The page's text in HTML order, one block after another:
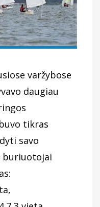
varžybose
daugiau
tikras
savo
buriuotojai